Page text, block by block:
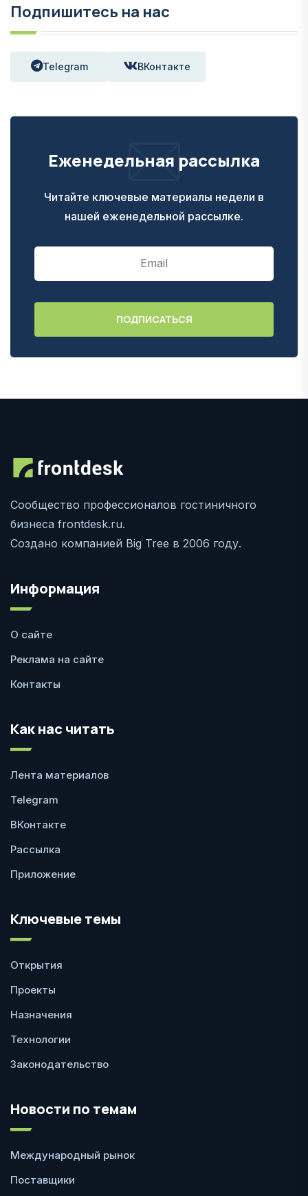
Подпишитесь на нас
Telegram ВКонтакте
Еженедельная рассылка
Читайте ключевые материалы недели в
нашей еженедельной рассылке.
Сообщество профессионалов гостиничного
бизнеса frontdesk.ru.
Создано компанией Big Tree в 2006 году.
Информация
О сайте
Реклама на сайте
Контакты
Как нас читать
Лента материалов
Telegram
ВКонтакте
Рассылка
Приложение
Ключевые темы
Открытия
Проекты
Назначения
Технологии
Законодательство
Новости по темам
Международный рынок
Поставщики